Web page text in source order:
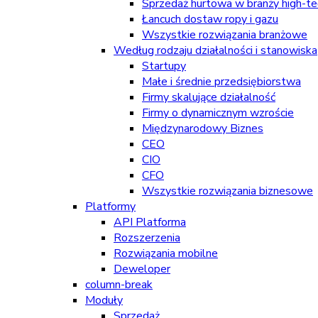
Sprzedaż hurtowa w branży high-
Łancuch dostaw ropy i gazu
Wszystkie rozwiązania branżowe
Według rodzaju działalności i stanowiska
Startupy
Małe i średnie przedsiębiorstwa
Firmy skalujące działalność
Firmy o dynamicznym wzroście
Międzynarodowy Biznes
CEO
CIO
CFO
Wszystkie rozwiązania biznesowe
Platformy
API Platforma
Rozszerzenia
Rozwiązania mobilne
Deweloper
column-break
Moduły